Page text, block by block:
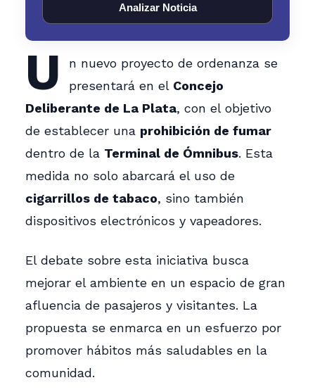
Analizar Noticia
U
n nuevo proyecto de ordenanza se
presentará en el Concejo
Deliberante de La Plata, con el objetivo
de establecer una prohibición de fumar
dentro de la Terminal de Ómnibus. Esta
medida no solo abarcará el uso de
cigarrillos de tabaco, sino también
dispositivos electrónicos y vapeadores.
El debate sobre esta iniciativa busca
mejorar el ambiente en un espacio de gran
afluencia de pasajeros y visitantes. La
propuesta se enmarca en un esfuerzo por
promover hábitos más saludables en la
comunidad.